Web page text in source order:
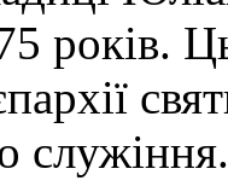
років.